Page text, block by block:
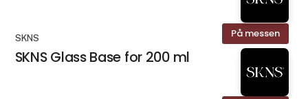
På messen
SKNS
SKNS Glass Base for 200 ml